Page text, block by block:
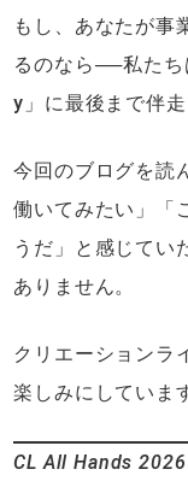
もし、あなたが事
るのなら──私たち
y」に最後まで伴走
今回のブログを読
働いてみたい」「
うだ」と感じてい
ありません。
クリエーションラ
楽しみにしていま
CL All Hands